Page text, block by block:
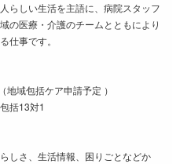
らしい生活を主語に、病院スタッフ
の医療・介護のチームとともにより
仕事です。
地域包括ケア申請予定 ）
括13対1
しさ、生活情報、困りごとなどか